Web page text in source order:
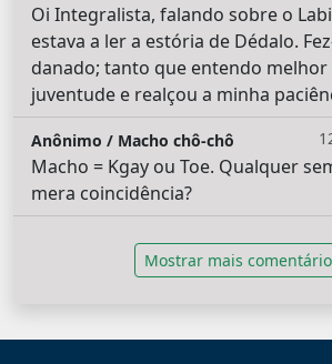
Oi Integralista, falando sobre o
estava a ler a estória de Dédalo.
danado; tanto que entendo melhor
juventude e realçou a minha
Anônimo / Macho chô-chô
Macho = Kgay ou Toe. Qualquer
mera coincidência?
Mostrar mais